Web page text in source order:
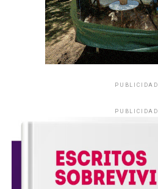
PUBLICIDAD
PUBLICIDAD